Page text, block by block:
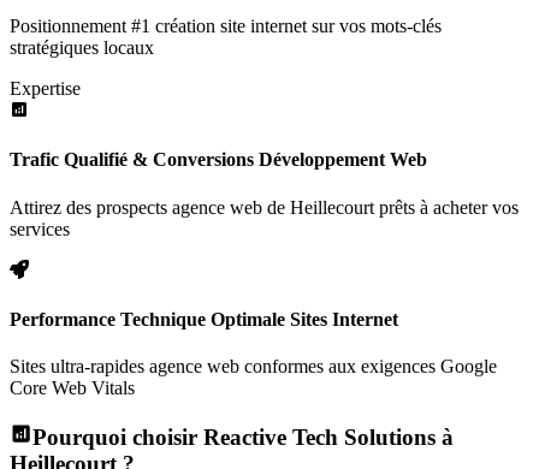
Positionnement #1 création site internet sur vos mots-clés
stratégiques locaux
Expertise
Trafic Qualifié & Conversions Développement Web
Attirez des prospects agence web de Heillecourt prêts à acheter vos
services
Performance Technique Optimale Sites Internet
Sites ultra-rapides agence web conformes aux exigences Google
Core Web Vitals
Pourquoi choisir Reactive Tech Solutions à
Heillecourt ?